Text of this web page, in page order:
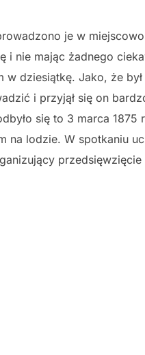
je w
i nie mając żadnego
w dziesiątkę. Jako, że
i przyjął się on
się to 3 marca 1875
na lodzie. W spotkaniu
przedsięwzięcie